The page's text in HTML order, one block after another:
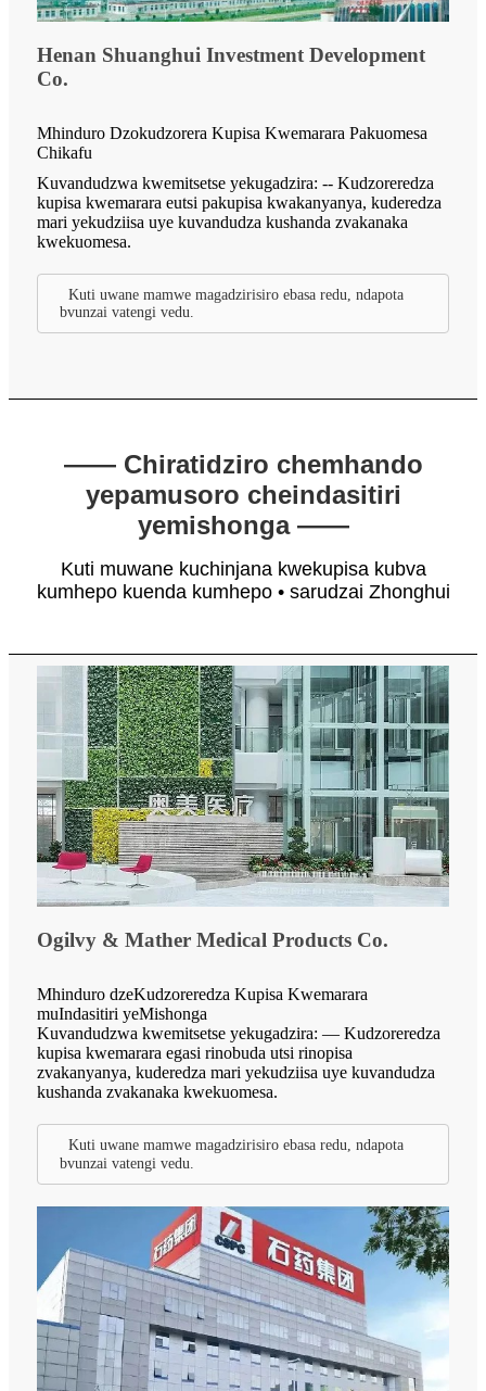
Henan Shuanghui Investment Development
Co.
Mhinduro Dzokudzorera Kupisa Kwemarara Pakuomesa
Chikafu
Kuvandudzwa kwemitsetse yekugadzira: -- Kudzoreredza
kupisa kwemarara eutsi pakupisa kwakanyanya, kuderedza
mari yekudziisa uye kuvandudza kushanda zvakanaka
kwekuomesa.
Kuti uwane mamwe magadzirisiro ebasa redu, ndapota
bvunzai vatengi vedu.
—— Chiratidziro chemhando
yepamusoro cheindasitiri
yemishonga ——
Kuti muwane kuchinjana kwekupisa kubva
kumhepo kuenda kumhepo • sarudzai Zhonghui
Ogilvy & Mather Medical Products Co.
Mhinduro dzeKudzoreredza Kupisa Kwemarara
muIndasitiri yeMishonga
Kuvandudzwa kwemitsetse yekugadzira: — Kudzoreredza
kupisa kwemarara egasi rinobuda utsi rinopisa
zvakanyanya, kuderedza mari yekudziisa uye kuvandudza
kushanda zvakanaka kwekuomesa.
Kuti uwane mamwe magadzirisiro ebasa redu, ndapota
bvunzai vatengi vedu.